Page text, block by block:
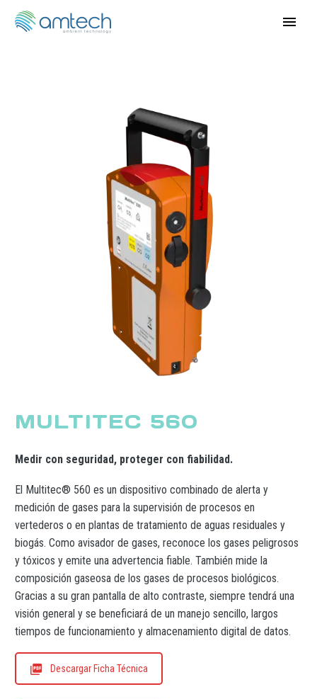
MULTITEC 560
Medir con seguridad, proteger con fiabilidad.
El Multitec® 560 es un dispositivo combinado de alerta y
medición de gases para la supervisión de procesos en
vertederos o en plantas de tratamiento de aguas residuales y
biogás. Como avisador de gases, reconoce los gases peligrosos
y tóxicos y emite una advertencia fiable. También mide la
composición gaseosa de los gases de procesos biológicos.
Gracias a su gran pantalla de alto contraste, siempre tendrá una
visión general y se beneficiará de un manejo sencillo, largos
tiempos de funcionamiento y almacenamiento digital de datos.
Descargar Ficha Técnica